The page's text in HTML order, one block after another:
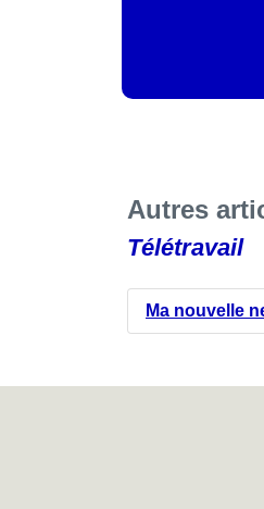
Autres
Télétravail
Ma nouvelle